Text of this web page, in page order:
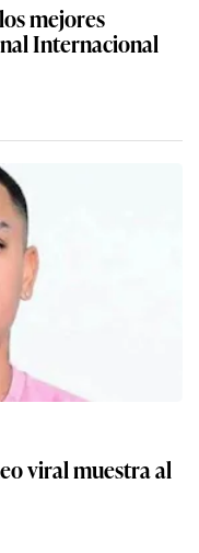
mejores
Internacional
viral muestra al